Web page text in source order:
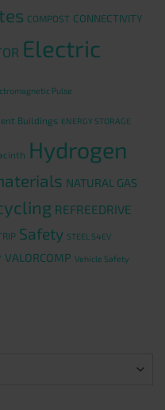
COMPOST CONNECTIVITY
Electric
Pulse
Buildings ENERGY STORAGE
Hydrogen
NATURAL GAS
REFREEDRIVE
Safety STEEL S4EV
VALORCOMP Vehicle Safety